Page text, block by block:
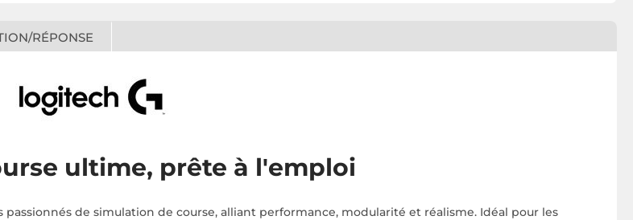
RÉPONSE
ultime, prête à l'emploi
de simulation de course, alliant performance, modularité et réalisme. Idéal pour les